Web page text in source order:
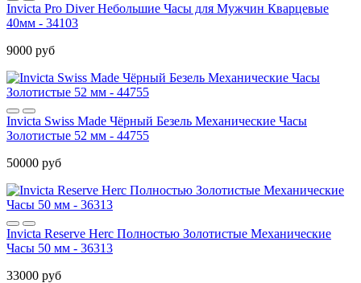
Invicta Pro Diver Небольшие Часы для Мужчин Кварцевые
40мм - 34103
9000 руб
Invicta Swiss Made Чёрный Безель Механические Часы
Золотистые 52 мм - 44755
50000 руб
Invicta Reserve Herc Полностью Золотистые Механические
Часы 50 мм - 36313
33000 руб